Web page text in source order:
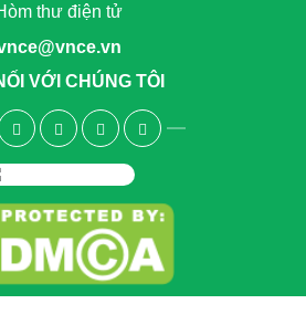
thư điện tử
VỚI CHÚNG TÔI